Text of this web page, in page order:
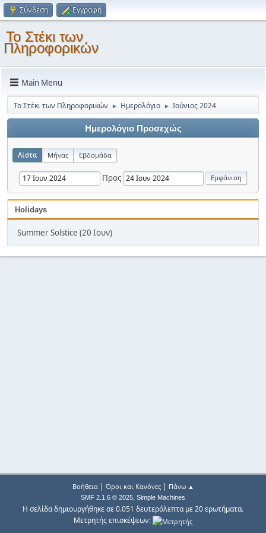
Σύνδεση Εγγραφή
Το Στέκι των
Πληροφορικών
Main Menu
Το Στέκι των Πληροφορικών ► Ημερολόγιο ► Ιούνιος 2024
Ημερολόγιο Προσεχώς
Λίστα Μήνας Εβδομάδα
Προς
Holidays
Summer Solstice (20 Ιουν)
Βοήθεια| Όροι και Κανόνες| Πάνω ▲
SMF 2.1.6 © 2025, Simple Machines
Η σελίδα δημιουργήθηκε σε 0.051 δευτερόλεπτα με 20 ερωτήματα.
Μετρητής επισκέψεων: